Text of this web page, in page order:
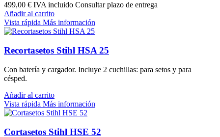
499,00 € IVA incluido Consultar plazo de entrega
Añadir al carrito
Vista rápida Más información
Recortasetos Stihl HSA 25
Con batería y cargador. Incluye 2 cuchillas: para setos y para
césped.
Añadir al carrito
Vista rápida Más información
Cortasetos Stihl HSE 52